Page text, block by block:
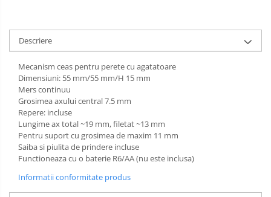
Descriere
Mecanism ceas pentru perete cu agatatoare
Dimensiuni: 55 mm/55 mm/H 15 mm
Mers continuu
Grosimea axului central 7.5 mm
Repere: incluse
Lungime ax total ~19 mm, filetat ~13 mm
Pentru suport cu grosimea de maxim 11 mm
Saiba si piulita de prindere incluse
Functioneaza cu o baterie R6/AA (nu este inclusa)
Informatii conformitate produs